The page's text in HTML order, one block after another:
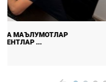
ДАЛА
ИШОНЧЛИЛИГИНИ ТАЪМ